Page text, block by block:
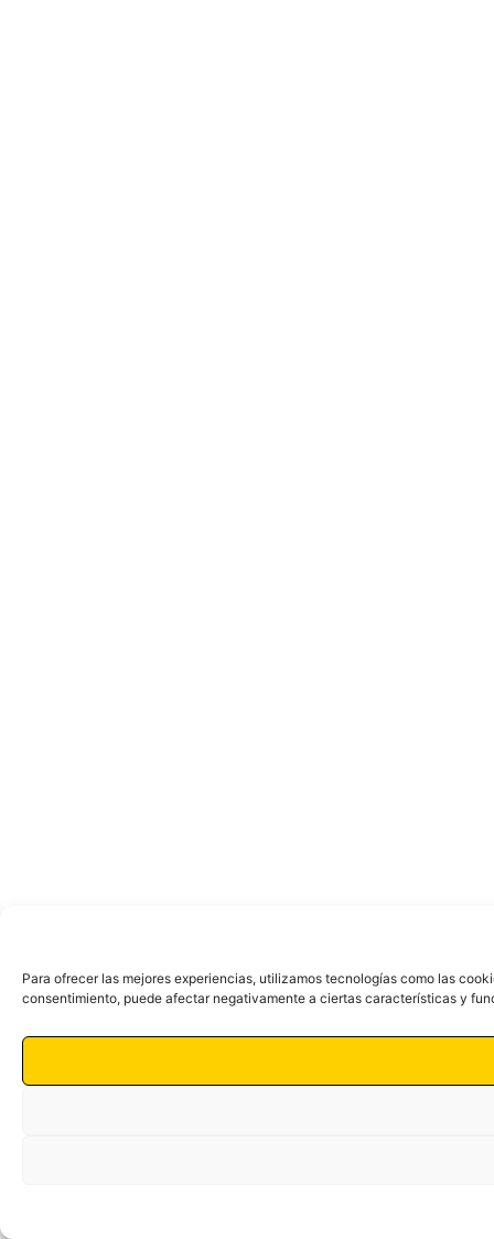
Para ofrecer las mejores experiencias, utilizamos tecnologías como las
consentimiento, puede afectar negativamente a ciertas características y